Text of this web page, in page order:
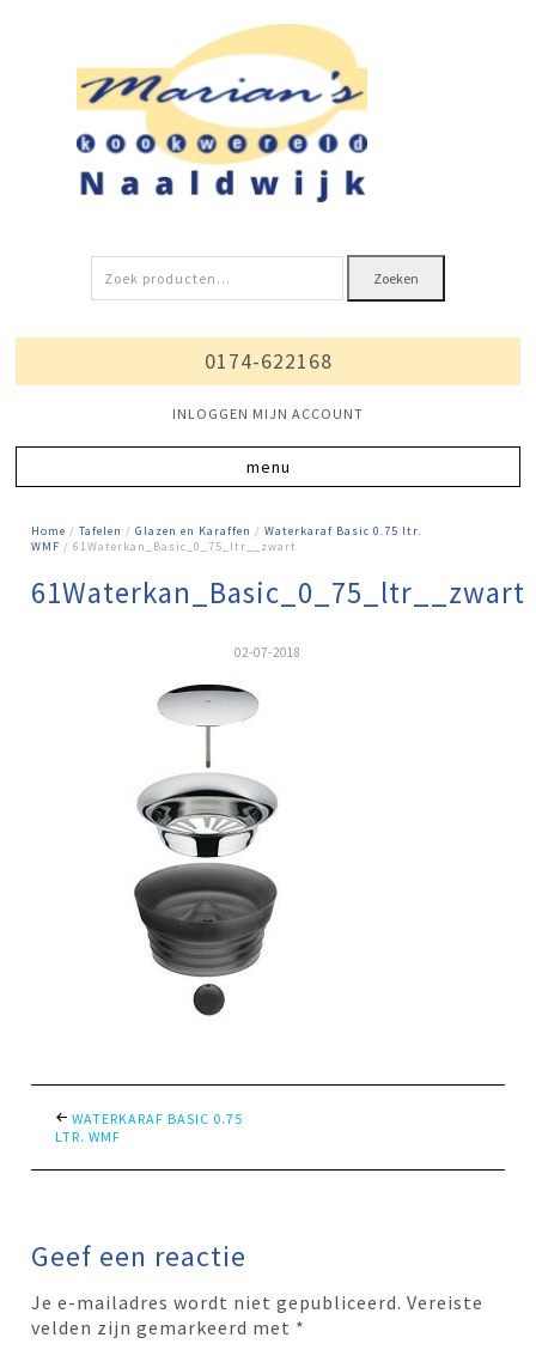
Zoeken
naar:
Zoeken
0174-622168
INLOGGEN MIJN ACCOUNT
Home /Tafelen /Glazen en Karaffen /Waterkaraf Basic 0.75 ltr.
WMF / 61Waterkan_Basic_0_75_ltr__zwart
61Waterkan_Basic_0_75_ltr__zwart
02-07-2018
WATERKARAF BASIC 0.75
LTR. WMF
Geef een reactie
Je e-mailadres wordt niet gepubliceerd. Vereiste
velden zijn gemarkeerd met *